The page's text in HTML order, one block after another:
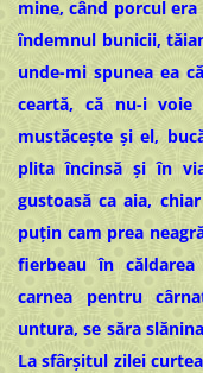
mine, când porcul
îndemnul bunicii,
unde-mi spunea ea
ceartă, că nu-i
mustăcește și el,
plita încinsă și în
gustoasă ca aia,
puțin cam prea
fierbeau în
carnea pentru
untura, se săra
La sfârșitul zilei